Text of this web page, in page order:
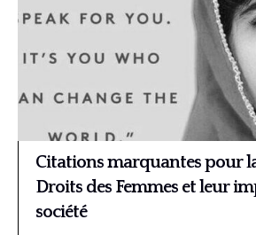
Citations marquantes pour
Droits des Femmes et leur
société